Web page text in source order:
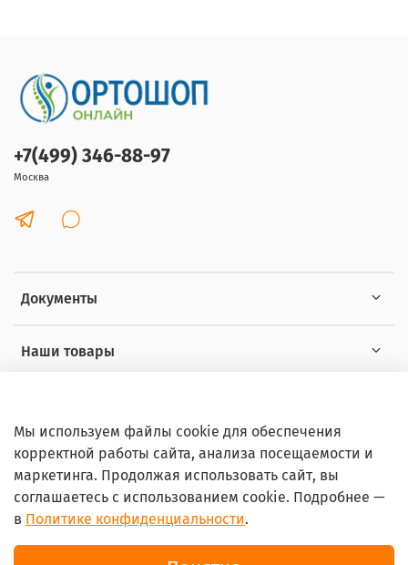
Документы
Наши товары
+7(499) 346-88-97
Москва
© 2026 Любое использование контента без письменного
разрешения запрещено
Мы используем файлы cookie для обеспечения
корректной работы сайта, анализа посещаемости и
маркетинга. Продолжая использовать сайт, вы
соглашаетесь с использованием cookie. Подробнее —
в Политике конфиденциальности.